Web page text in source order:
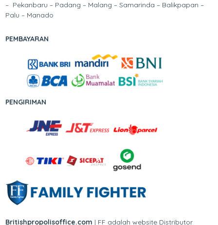
– Pekanbaru – Padang – Malang – Samarinda – Balikpapan –
Palu – Manado
PEMBAYARAN
PENGIRIMAN
Britishpropolisoffice.com | FF adalah website Distributor